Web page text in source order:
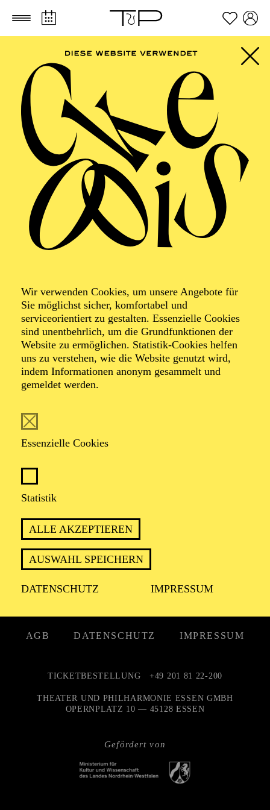
Zum Hauptinhalt springen Zum Footer springen
Wir verwenden Cookies, um unsere Angebote für
Sie möglichst sicher, komfortabel und
serviceorientiert zu gestalten. Essenzielle Cookies
sind unentbehrlich, um die Grundfunktionen der
Website zu ermöglichen. Statistik-Cookies helfen
uns zu verstehen, wie die Website genutzt wird,
indem Informationen anonym gesammelt und
gemeldet werden.
Essenzielle Cookies
Statistik
ALLE AKZEPTIEREN
AUSWAHL SPEICHERN
DATENSCHUTZ IMPRESSUM
Alissa Kolbusch
Alissa Kolbusch studierte bis 1995 Bühnenbild an der
Hochschule für bildende Künste in Hamburg bei Prof.
Wilfried Minks. Seit 1997 freiberuflich, machte sie die
Bühne für zahlreiche Inszenierungen von Gil Mehmert
in München, Essen und Bochum, am Musiktheater im
Revier sowie am Deutschen Theater in Berlin. Auch
entwarf sie das Szenenbild für den Spielfilm „Aus der
Tiefe des Raumes“ in der Regie von Gil Mehmert. 2002
entwarf sie die Bühne für „Der geteilte Himmel“ in der
Mehr anzeigen
FOLGE UNS AUF SOCIAL MEDIA
KONTAKT PERSONALIA
STELLENANGEBOTE
NEWSLETTER PUBLIKATIONEN
AGB DATENSCHUTZ IMPRESSUM
Gefördert von
TICKETBESTELLUNG +49 201 81 22-200
THEATER UND PHILHARMONIE ESSEN GMBH
OPERNPLATZ 10 — 45128 ESSEN